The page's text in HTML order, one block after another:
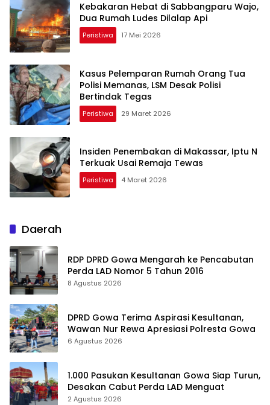
Kebakaran Hebat di Sabbangparu Wajo,
Dua Rumah Ludes Dilalap Api
Peristiwa 17 Mei 2026
Kasus Pelemparan Rumah Orang Tua
Polisi Memanas, LSM Desak Polisi
Bertindak Tegas
Peristiwa 29 Maret 2026
Insiden Penembakan di Makassar, Iptu N
Terkuak Usai Remaja Tewas
Peristiwa 4 Maret 2026
Daerah
RDP DPRD Gowa Mengarah ke Pencabutan
Perda LAD Nomor 5 Tahun 2016
8 Agustus 2026
DPRD Gowa Terima Aspirasi Kesultanan,
Wawan Nur Rewa Apresiasi Polresta Gowa
6 Agustus 2026
1.000 Pasukan Kesultanan Gowa Siap Turun,
Desakan Cabut Perda LAD Menguat
2 Agustus 2026